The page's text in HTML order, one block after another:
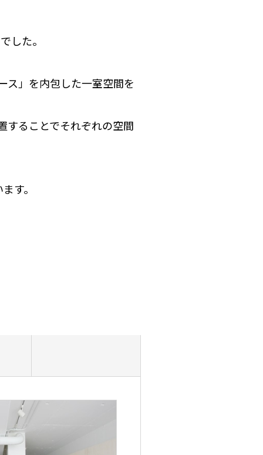
した。
ス」を内包した一室空間を
することでそれぞれの空間
す。